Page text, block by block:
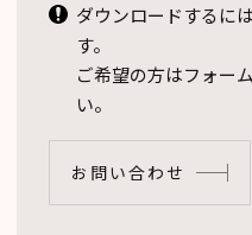
ダウンロードするに
す。
ご希望の方はフォー
い。
お問い合わせ